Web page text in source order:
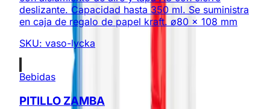
deslizante. Capacidad hasta 350 ml. Se suministra
en caja de regalo de papel kraft. ø80 x 108 mm
SKU: vaso-lycka
Bebidas
PITILLO ZAMBA